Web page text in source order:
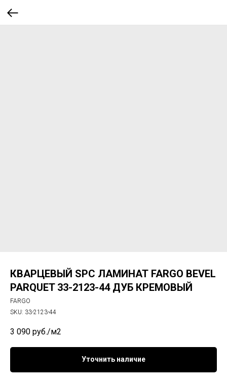
КВАРЦЕВЫЙ SPC ЛАМИНАТ FARGO BEVEL
PARQUET 33-2123-44 ДУБ КРЕМОВЫЙ
FARGO
SKU: 33-2123-44
3 090 руб./м2
Уточнить наличие